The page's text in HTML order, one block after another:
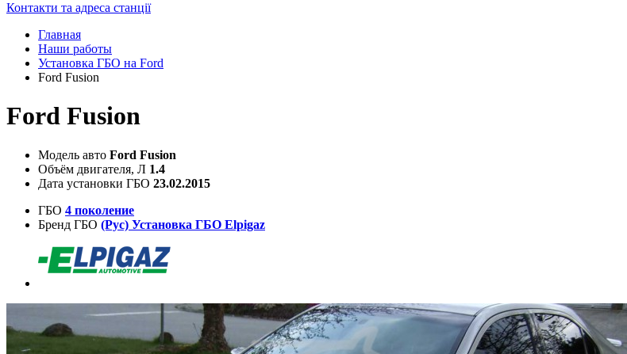
Контакти та адреса станції
Главная
Наши работы
Установка ГБО на Ford
Ford Fusion
Ford Fusion
Модель авто Ford Fusion
Объём двигателя, Л 1.4
Дата установки ГБО 23.02.2015
ГБО 4 поколение
Бренд ГБО (Рус) Установка ГБО Elpigaz